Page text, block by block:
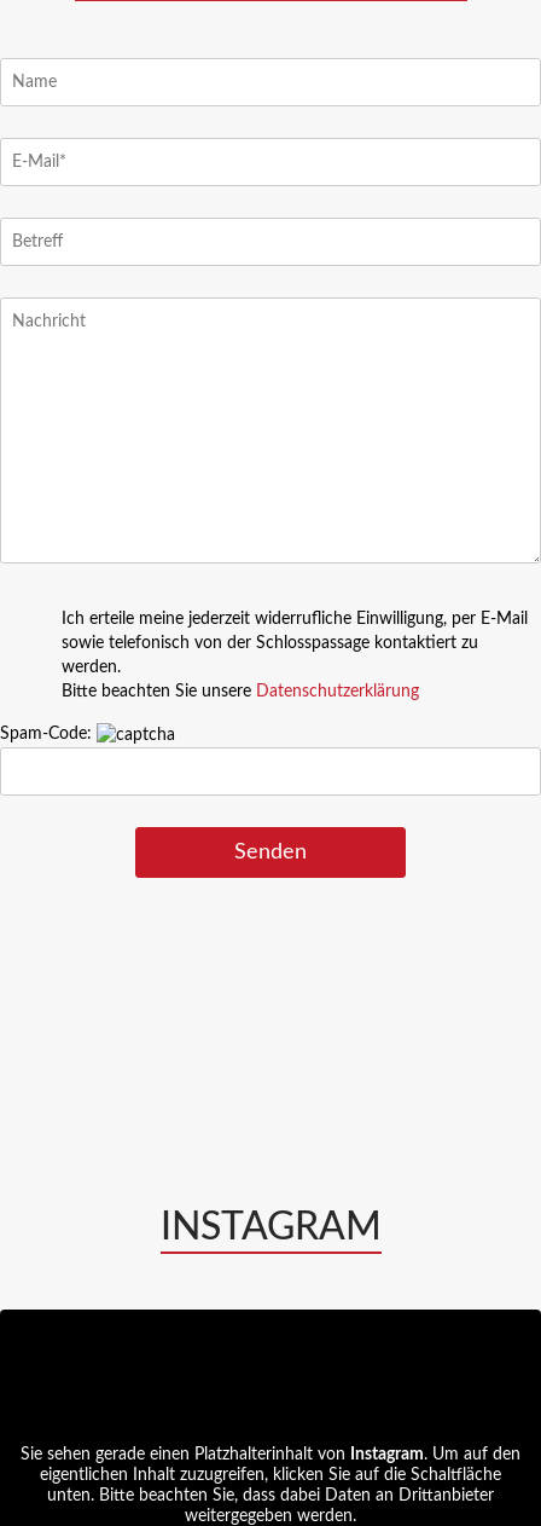
Ich erteile meine jederzeit widerrufliche Einwilligung, per E-Mail
sowie telefonisch von der Schlosspassage kontaktiert zu
werden.
Bitte beachten Sie unsere Datenschutzerklärung
Spam-Code:
INSTAGRAM
Sie sehen gerade einen Platzhalterinhalt von Instagram. Um auf den
eigentlichen Inhalt zuzugreifen, klicken Sie auf die Schaltfläche
unten. Bitte beachten Sie, dass dabei Daten an Drittanbieter
weitergegeben werden.